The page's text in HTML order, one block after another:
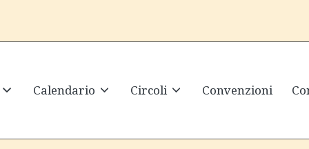
Calendario Circoli Convenzioni